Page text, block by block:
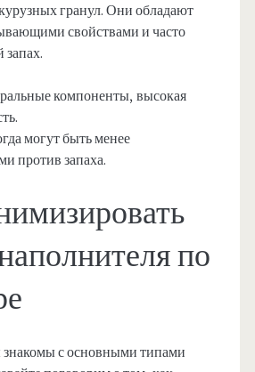
гранул. Они обладают
свойствами и часто
компоненты, высокая
могут быть менее
против запаха.
по
знакомы с основными типами